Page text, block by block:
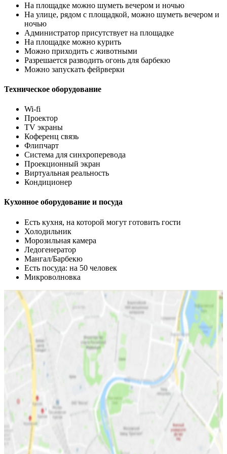
На площадке можно шуметь вечером и ночью
На улице, рядом с площадкой, можно шуметь вечером и
ночью
Администратор присутствует на площадке
На площадке можно курить
Можно приходить с животными
Разрешается разводить огонь для барбекю
Можно запускать фейрверки
Техническое оборудование
Wi-fi
Проектор
TV экраны
Коференц связь
Флипчарт
Система для синхроперевода
Проекционный экран
Виртуальная реальность
Кондиционер
Кухонное оборудование и посуда
Есть кухня, на которой могут готовить гости
Холодильник
Морозильная камера
Ледогенератор
Мангал/Барбекю
Есть посуда: на 50 человек
Микроволновка